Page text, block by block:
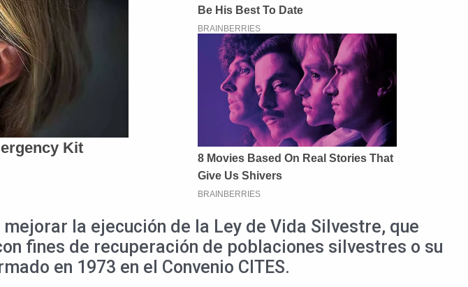
la ejecución de la Ley de Vida Silvestre, que
fines de recuperación de poblaciones silvestres o su
en 1973 en el Convenio CITES.